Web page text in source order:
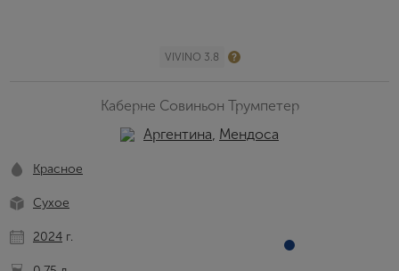
VIVINO 3.8
Каберне Совиньон Трумпетер
Аргентина, Мендоса
Красное
Сухое
2024 г.